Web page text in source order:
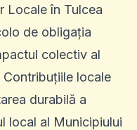
Locale în Tulcea
de obligația
colectiv al
Contribuțiile locale
durabilă a
local al Municipiului